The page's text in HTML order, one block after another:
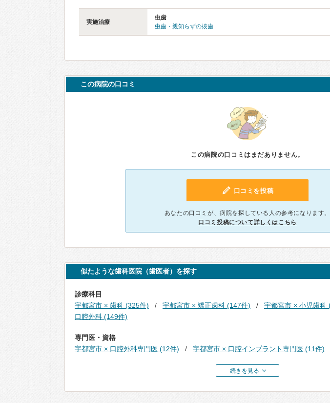
実施治療
虫歯
虫歯・親知らずの抜歯
この病院の口コミ
この病院の口コミはまだありません。
口コミを投稿
あなたの口コミが、病院を探している人の参考になります。
口コミ投稿について詳しくはこちら
似たような歯科医院（歯医者）を探す
診療科目
宇都宮市 × 歯科 (325件)
宇都宮市 × 矯正歯科 (147件) 宇都宮市 × 小児歯科
口腔外科 (149件)
専門医・資格
宇都宮市 × 口腔外科専門医 (12件)
宇都宮市 × 口腔インプラント専門医 (11件)
続きを見る